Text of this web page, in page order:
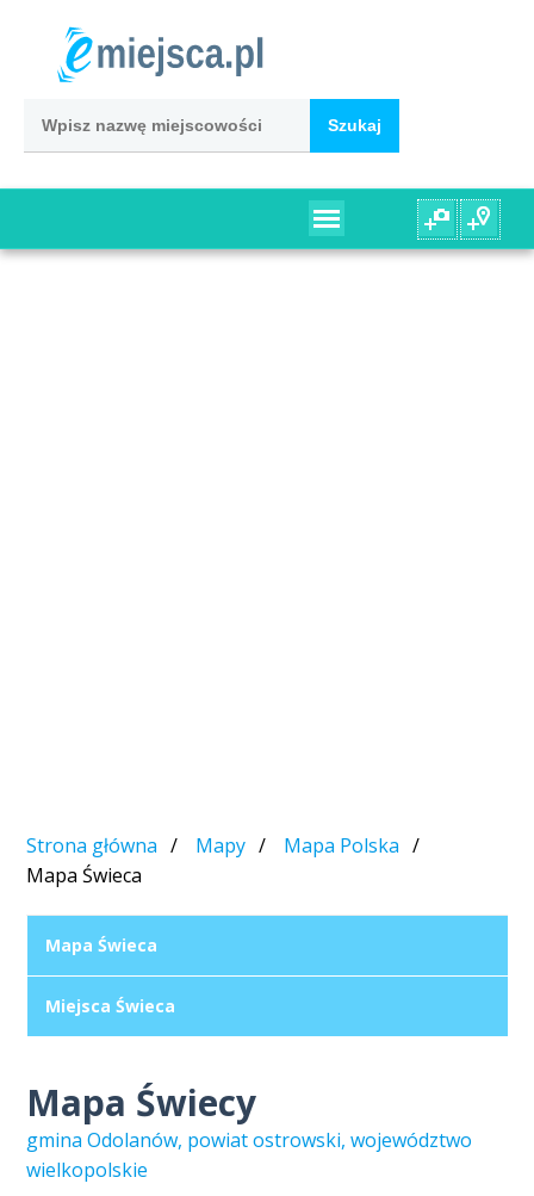
Strona główna Mapy
Mapa Polska
Mapa Świeca
Mapa Świeca
Miejsca Świeca
Mapa Świecy
gmina Odolanów, powiat ostrowski, województwo
wielkopolskie